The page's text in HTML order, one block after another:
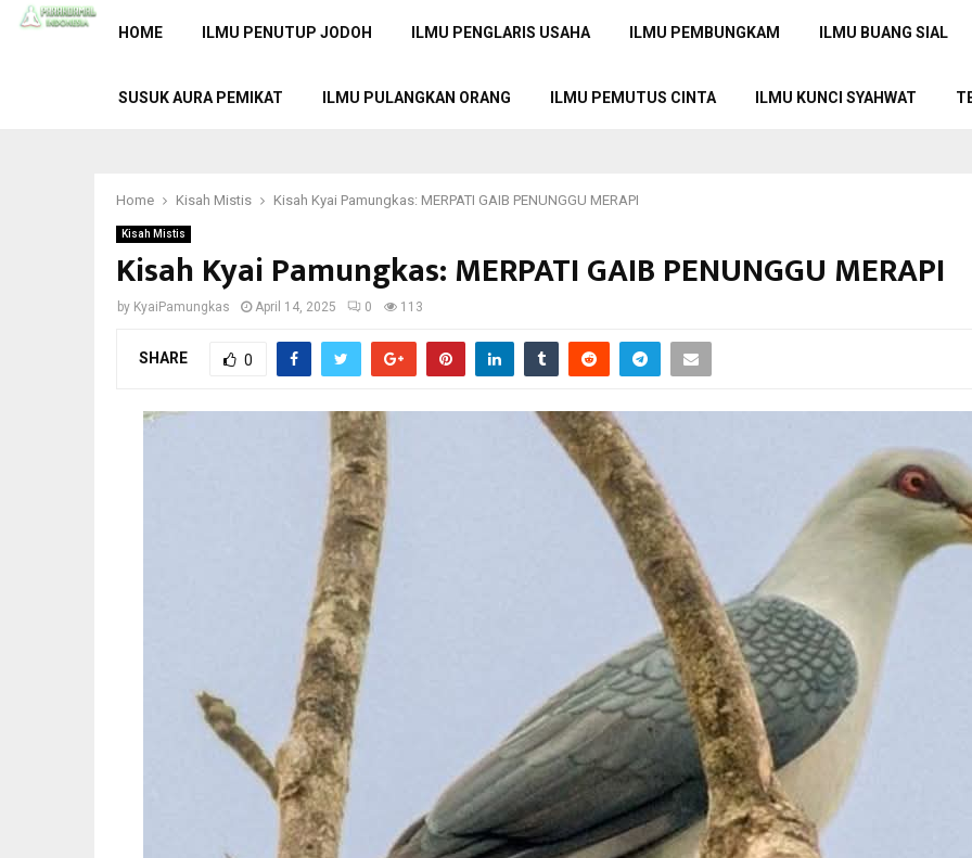
HOME ILMU PENUTUP JODOH ILMU PENGLARIS USAHA ILMU PEMBUNGKAM ILMU BUANG SIAL
SUSUK AURA PEMIKAT ILMU PULANGKAN ORANG ILMU PEMUTUS CINTA ILMU KUNCI SYAHWAT
Home Kisah Mistis Kisah Kyai Pamungkas: MERPATI GAIB PENUNGGU MERAPI
Kisah Mistis
Kisah Kyai Pamungkas: MERPATI GAIB PENUNGGU MERAPI
by KyaiPamungkas April 14, 2025 0 113
SHARE 0